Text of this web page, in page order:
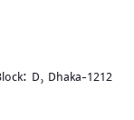
D, Dhaka-1212